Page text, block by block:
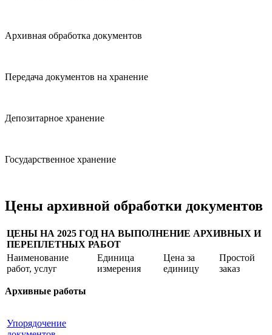
Архивная обработка документов
Передача документов на хранение
Депозитарное хранение
Государственное хранение
Цены архивной обработки документов
ЦЕНЫ НА 2025 ГОД НА ВЫПОЛНЕНИЕ АРХИВНЫХ И
ПЕРЕПЛЕТНЫХ РАБОТ
Наименование
работ, услуг
Единица
измерения
Цена за
единицу
Простой
заказ
Архивные работы
Упорядочение